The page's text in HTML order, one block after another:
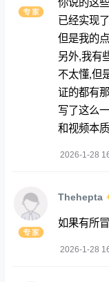
已经实现
但是我的
另外,我有
不太懂,但
证的都有
写了这么
和视频本
2026-1-28
Thehepta
如果有所
2026-1-28